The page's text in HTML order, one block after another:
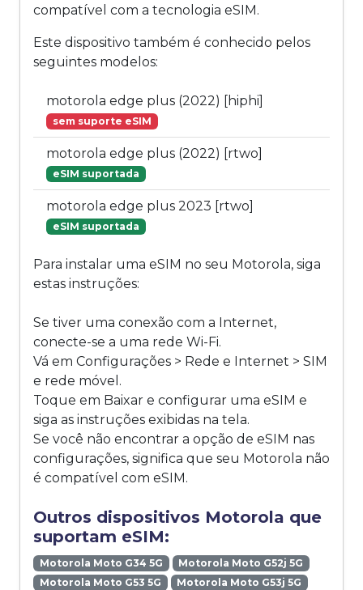
compatível com a tecnologia eSIM.
Este dispositivo também é conhecido pelos
seguintes modelos:
motorola edge plus (2022) [hiphi]
sem suporte eSIM
motorola edge plus (2022) [rtwo]
eSIM suportada
motorola edge plus 2023 [rtwo]
eSIM suportada
Para instalar uma eSIM no seu Motorola, siga
estas instruções:
Se tiver uma conexão com a Internet,
conecte-se a uma rede Wi-Fi.
Vá em Configurações > Rede e Internet > SIM
e rede móvel.
Toque em Baixar e configurar uma eSIM e
siga as instruções exibidas na tela.
Se você não encontrar a opção de eSIM nas
configurações, significa que seu Motorola não
é compatível com eSIM.
Outros dispositivos Motorola que
suportam eSIM:
Motorola Moto G34 5G
Motorola Moto G52j 5G
Motorola Moto G53 5G
Motorola Moto G53j 5G